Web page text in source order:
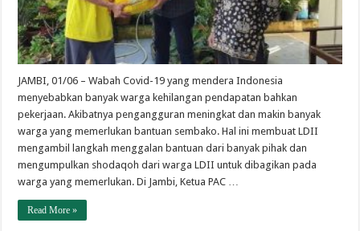
JAMBI, 01/06 – Wabah Covid-19 yang mendera Indonesia
menyebabkan banyak warga kehilangan pendapatan bahkan
pekerjaan. Akibatnya pengangguran meningkat dan makin banyak
warga yang memerlukan bantuan sembako. Hal ini membuat LDII
mengambil langkah menggalan bantuan dari banyak pihak dan
mengumpulkan shodaqoh dari warga LDII untuk dibagikan pada
warga yang memerlukan. Di Jambi, Ketua PAC …
Read More »